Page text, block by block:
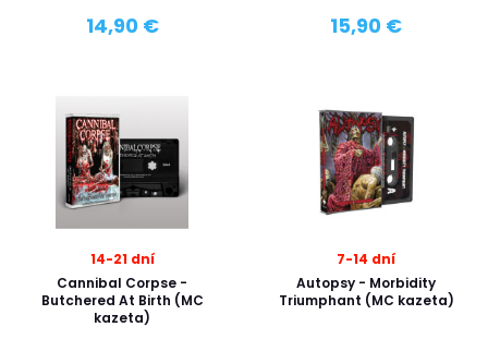
14,90 € 15,90 €
14-21 dní
Cannibal Corpse -
Butchered At Birth (MC
kazeta)
7-14 dní
Autopsy - Morbidity
Triumphant (MC kazeta)